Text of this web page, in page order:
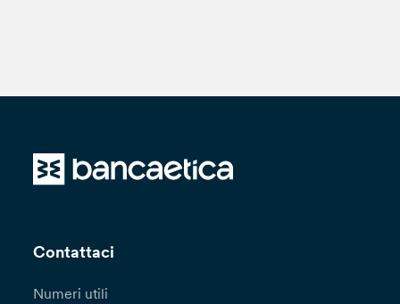
Contattaci
Numeri utili